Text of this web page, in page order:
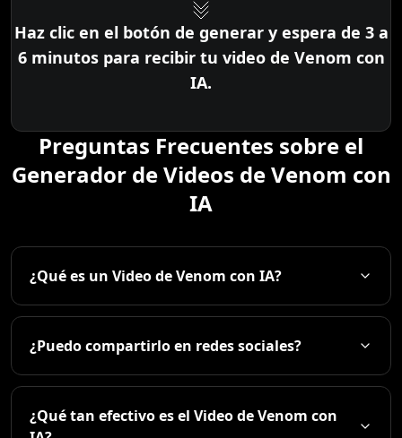
Haz clic en el botón de generar y espera de 3 a
6 minutos para recibir tu video de Venom con
IA.
Preguntas Frecuentes sobre el
Generador de Videos de Venom con
IA
¿Qué es un Video de Venom con IA?
¿Puedo compartirlo en redes sociales?
¿Qué tan efectivo es el Video de Venom con